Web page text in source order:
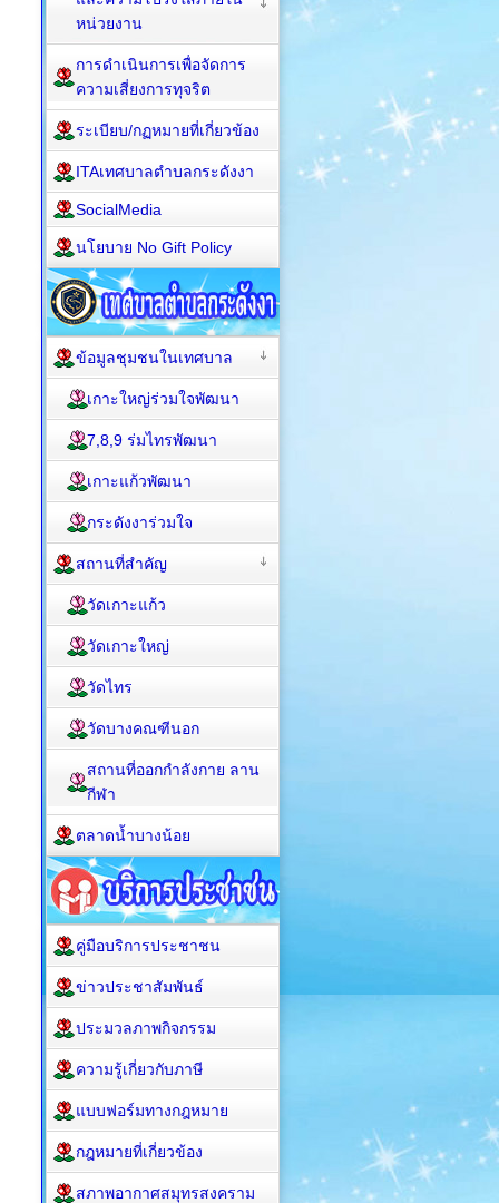
หน่วยงาน
การดำเนินการเพื่อจัดการ
ความเสี่ยงการทุจริต
ระเบียบ/กฏหมายที่เกี่ยวข้อง
ITAเทศบาลตำบลกระดังงา
SocialMedia
นโยบาย No Gift Policy
ข้อมูลชุมชนในเทศบาล
เกาะใหญ่ร่วมใจพัฒนา
7,8,9 ร่มไทรพัฒนา
เกาะแก้วพัฒนา
กระดังงาร่วมใจ
สถานที่สำคัญ
วัดเกาะแก้ว
วัดเกาะใหญ่
วัดไทร
วัดบางคณฑีนอก
สถานที่ออกกำลังกาย ลาน
กีฬา
ตลาดน้ำบางน้อย
คู่มือบริการประชาชน
ข่าวประชาสัมพันธ์
ประมวลภาพกิจกรรม
ความรู้เกี่ยวกับภาษี
แบบฟอร์มทางกฎหมาย
กฎหมาย​ที่เกี่ยวข้อง
สภาพอากาศสมุทรสงคราม